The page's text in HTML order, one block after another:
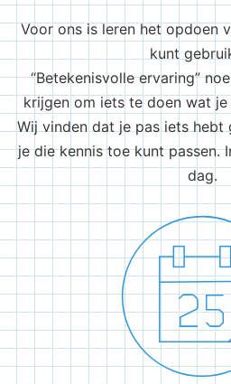
Voor ons is leren het opdoen
kunt
“Betekenisvolle ervaring”
krijgen om iets te doen wat
Wij vinden dat je pas iets hebt
je die kennis toe kunt passen.
dag.